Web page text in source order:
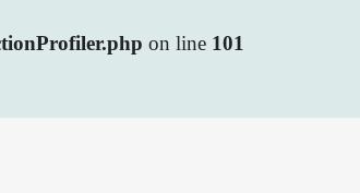
on line 101